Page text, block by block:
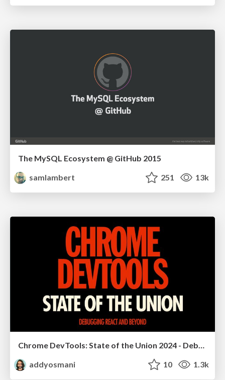
The MySQL Ecosystem @ GitHub 2015
samlambert
251 13k
Chrome DevTools: State of the Union 2024 - Debugging React & Beyond
addyosmani
10 1.3k